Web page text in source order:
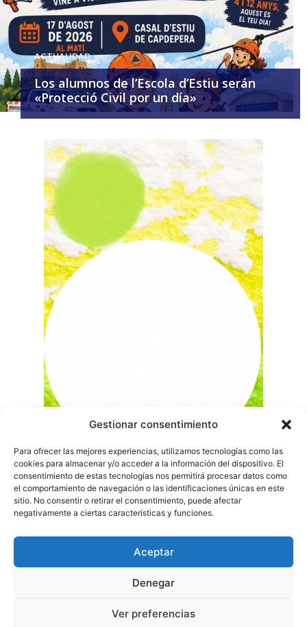
Gestionar consentimiento
Para ofrecer las mejores experiencias, utilizamos tecnologías como las
cookies para almacenar y/o acceder a la información del dispositivo. El
consentimiento de estas tecnologías nos permitirá procesar datos como
el comportamiento de navegación o las identificaciones únicas en este
sitio. No consentir o retirar el consentimiento, puede afectar
negativamente a ciertas características y funciones.
Aceptar
Denegar
Ver preferencias
ACTUALIDAD
Los alumnos de l’Escola d’Estiu serán
«Protecció Civil por un día»